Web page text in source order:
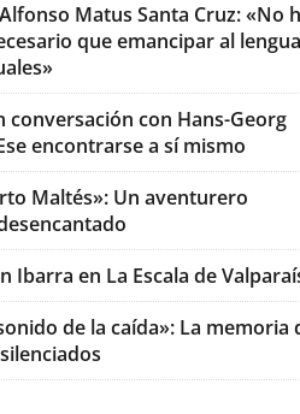
Matus Santa Cruz: «No
que emancipar al
conversación con Hans-Georg
encontrarse a sí mismo
Maltés»: Un aventurero
Ibarra en La Escala de
de la caída»: La memoria